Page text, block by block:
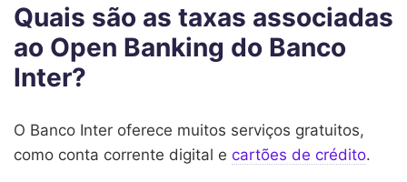
Quais são as taxas associadas
ao Open Banking do Banco
Inter?
O Banco Inter oferece muitos serviços gratuitos,
como conta corrente digital e cartões de crédito.